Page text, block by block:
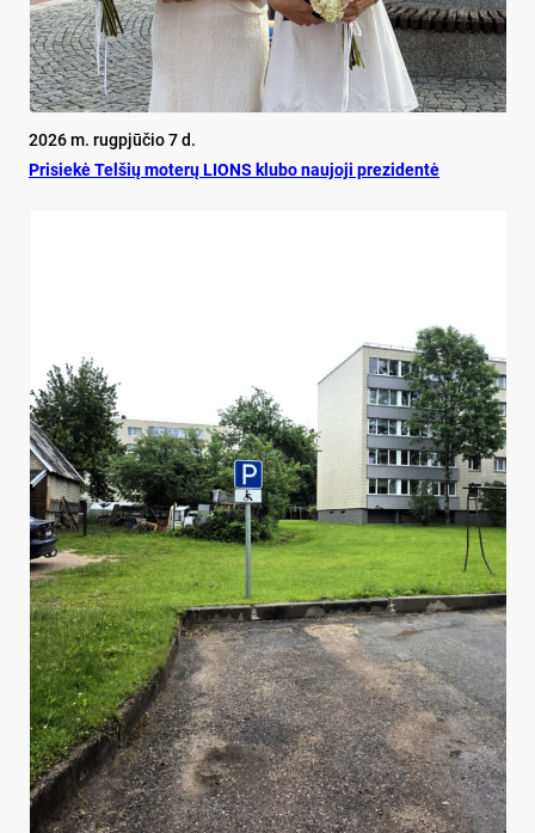
2026 m. rugpjūčio 7 d.
Pri­siekė Tel­šių mo­terų LIONS klu­bo nau­jo­ji pre­zi­dentė